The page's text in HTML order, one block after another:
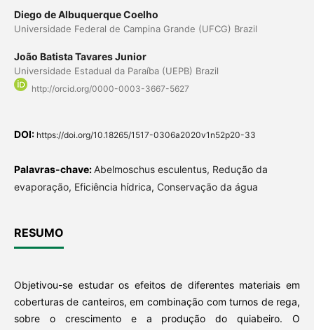
Diego de Albuquerque Coelho
Universidade Federal de Campina Grande (UFCG) Brazil
João Batista Tavares Junior
Universidade Estadual da Paraíba (UEPB) Brazil
http://orcid.org/0000-0003-3667-5627
DOI: https://doi.org/10.18265/1517-0306a2020v1n52p20-33
Palavras-chave:Abelmoschus esculentus, Redução da
evaporação, Eficiência hídrica, Conservação da água
RESUMO
Objetivou-se estudar os efeitos de diferentes materiais em
coberturas de canteiros, em combinação com turnos de rega,
sobre o crescimento e a produção do quiabeiro. O